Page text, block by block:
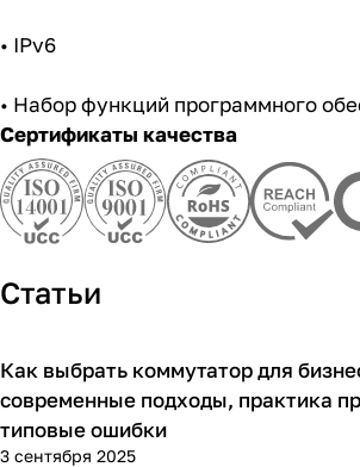
• IPv6
• Набор функций программного
Сертификаты качества
Статьи
Советы покупателям
Как выбрать коммутатор для
современные подходы, практика
типовые ошибки
3 сентября 2025